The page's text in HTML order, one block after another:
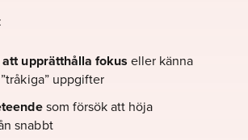
upprätthålla fokus eller känna
uppgifter
som försök att höja
snabbt